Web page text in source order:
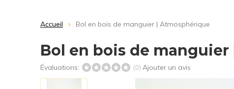
Accueil Bol en bois de manguier | Atmosphérique
Bol en bois de
Évaluations: (0) Ajouter un avis